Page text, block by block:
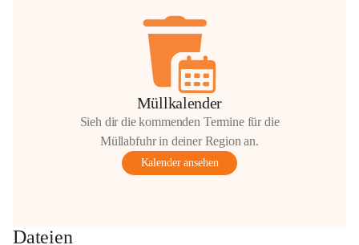
anrainer-service@omv.com
Bei Fragen, Anliegen oder Beschwerden.
Wartungsarbeiten
Müllkalender
Sieh dir die kommenden Termine für die
Müllabfuhr in deiner Region an.
Kalender ansehen
Dateien